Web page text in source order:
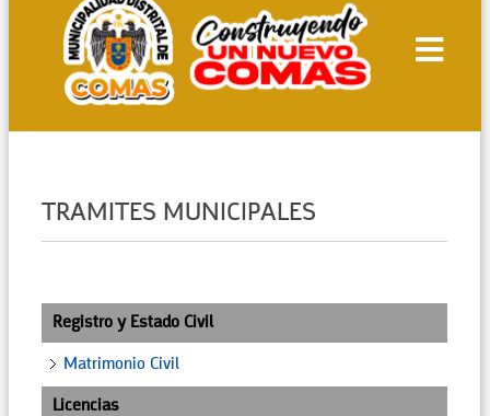
TRAMITES MUNICIPALES
Registro y Estado Civil
Matrimonio Civil
Licencias